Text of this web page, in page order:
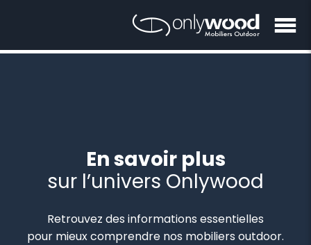
En savoir plus
sur l’univers Onlywood
Retrouvez des informations essentielles
pour mieux comprendre nos mobiliers outdoor.